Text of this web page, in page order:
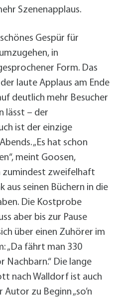
Szenenapplaus.
Gespür für
in
Form. Das
laute Applaus am Ende
deutlich mehr Besucher
lässt – der
ist der einzige
„Es hat schon
meint Goosen,
zumindest zweifelhaft
aus seinen Büchern in die
Die Kostprobe
aber bis zur Pause
über einen Zuhörer im
„Da fährt man 330
Nachbarn.“ Die lange
nach Walldorf ist auch
zu Beginn „so’n